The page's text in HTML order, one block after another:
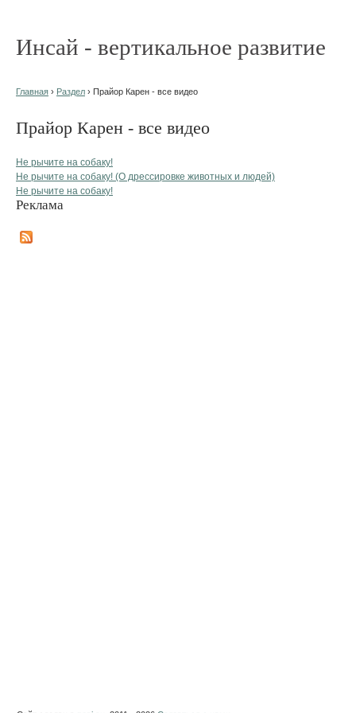
Инсай - вертикальное развитие
Главная › Раздел › Прайор Карен - все видео
Прайор Карен - все видео
Нe рычите на собаку!
Не рычите на собаку! (О дрессировке животных и людей)
Не рычите на собаку!
Реклама